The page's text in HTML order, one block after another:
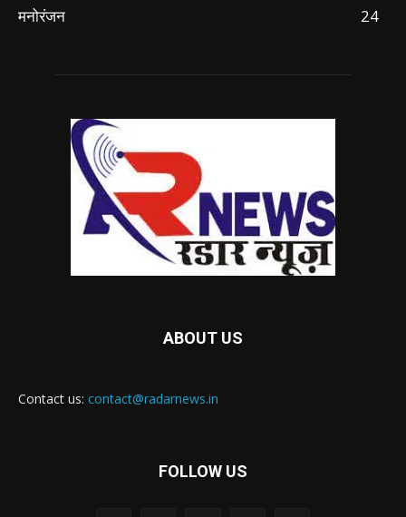
मनोरंजन
24
ABOUT US
Contact us: contact@radarnews.in
FOLLOW US